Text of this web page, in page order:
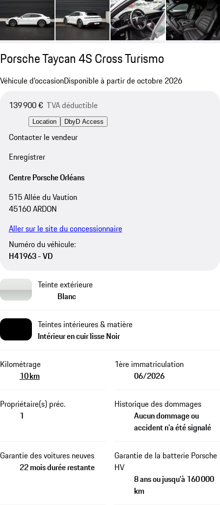
Porsche Taycan 4S Cross Turismo
Véhicule d'occasionDisponible à partir de octobre 2026
139 900 € TVA déductible
Location DbyD Access
Contacter le vendeur
Enregistrer
Centre Porsche Orléans
515 Allée du Vaution
45160 ARDON
Aller sur le site du concessionnaire
Numéro du véhicule:
H41963 - VD
Teinte extérieure
Blanc
Teintes intérieures & matière
Intérieur en cuir lisse Noir
Kilométrage
10 km
1ère immatriculation
06/2026
Propriétaire(s) préc.
1
Historique des dommages
Aucun dommage ou
accident n'a été signalé
Garantie des voitures neuves
22 mois durée restante
Garantie de la batterie Porsche
HV
8 ans ou jusqu'à 160 000
km